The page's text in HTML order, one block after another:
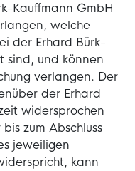
Kauffmann GmbH
welche
der Erhard Bürk-
sind, und können
verlangen. Der
der Erhard
widersprochen
zum Abschluss
jeweiligen
kann